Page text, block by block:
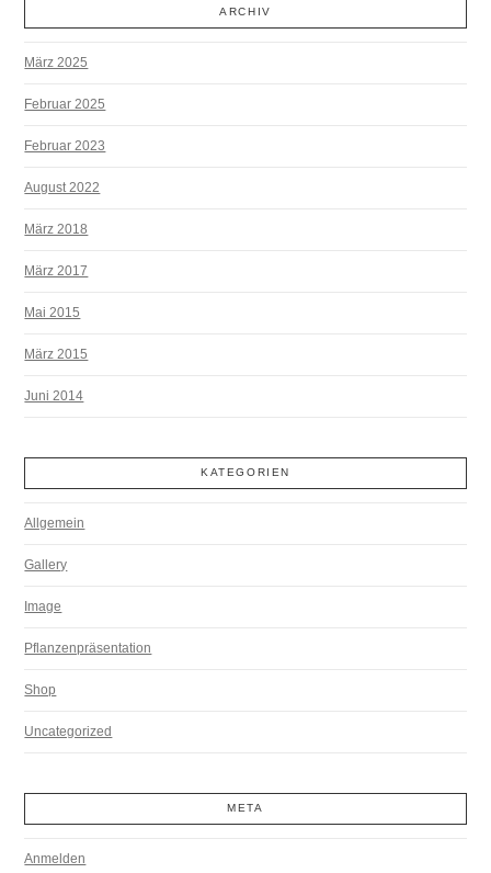
ARCHIV
März 2025
Februar 2025
Februar 2023
August 2022
März 2018
März 2017
Mai 2015
März 2015
Juni 2014
KATEGORIEN
Allgemein
Gallery
Image
Pflanzenpräsentation
Shop
Uncategorized
META
Anmelden